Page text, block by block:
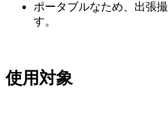
ポータブルなため、出張
す。
使用対象